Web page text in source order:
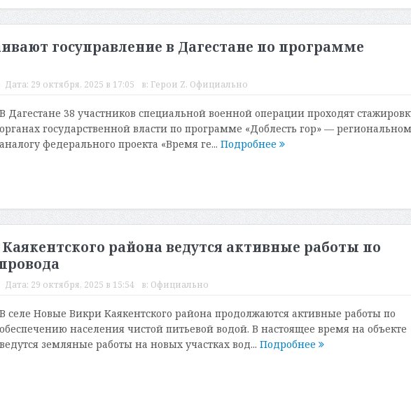
госуправление в Дагестане по программе
Дата: 29 октября, 2025 в 17:05 в: Герои Z, Официально
В Дагестане 38 участников специальной военной операции проходят
органах государственной власти по программе «Доблесть гор» —
аналогу федерального проекта «Время ге... Подробнее
района ведутся активные работы по
Дата: 29 октября, 2025 в 15:54 в: Официально
В селе Новые Викри Каякентского района продолжаются активные работы по
обеспечению населения чистой питьевой водой. В настоящее время на объекте
ведутся земляные работы на новых участках вод... Подробнее